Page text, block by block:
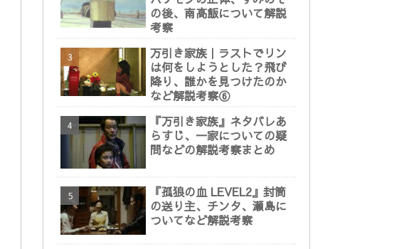
の後、南高飯について解説
考察
万引き家族｜ラストでリン
は何をしようとした？飛び
降り、誰かを見つけたのか
など解説考察⑥
『万引き家族』ネタバレあ
らすじ、一家についての疑
問などの解説考察まとめ
『孤狼の血 LEVEL2』封筒
の送り主、チンタ、瀬島に
ついてなど解説考察